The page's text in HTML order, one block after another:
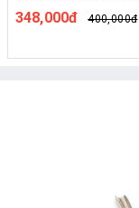
348,000đ 400,000đ